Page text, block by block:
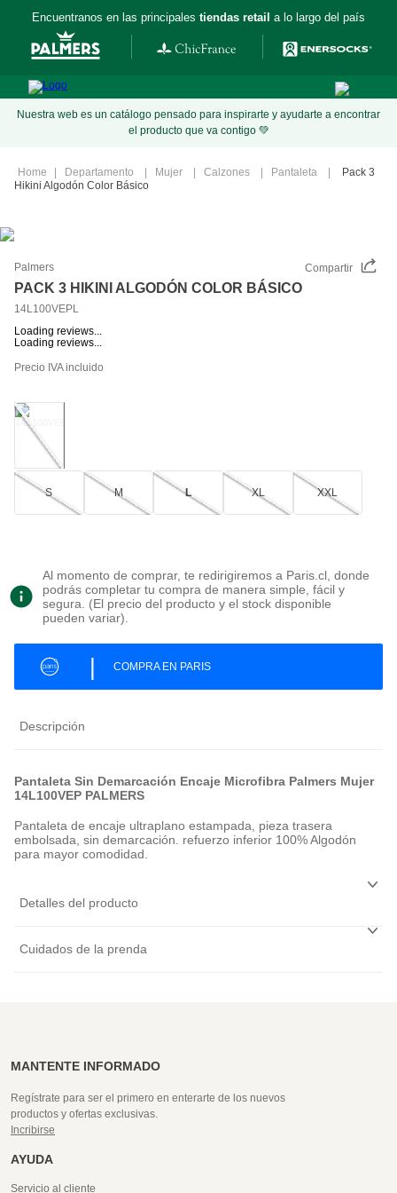
Encuentranos en las principales tiendas retail a lo largo del país
Nuestra web es un catálogo pensado para inspirarte y ayudarte a encontrar
el producto que va contigo 💚
Departamento Mujer Calzones Pantaleta
Pack 3
Hikini Algodón Color Básico
Palmers Compartir
PACK 3 HIKINI ALGODÓN COLOR BÁSICO
14L100VEPL
Loading reviews...
Loading reviews...
Precio IVA incluido
S M L XL XXL
Al momento de comprar, te redirigiremos a Paris.cl, donde
podrás completar tu compra de manera simple, fácil y
segura. (El precio del producto y el stock disponible
pueden variar).
| COMPRA EN PARIS
Descripción
Pantaleta Sin Demarcación Encaje Microfibra Palmers Mujer
14L100VEP PALMERS
Pantaleta de encaje ultraplano estampada, pieza trasera
embolsada, sin demarcación. refuerzo inferior 100% Algodón
para mayor comodidad.
Detalles del producto
Cuidados de la prenda
MANTENTE INFORMADO
Regístrate para ser el primero en enterarte de los nuevos
productos y ofertas exclusivas.
Incribirse
AYUDA
Servicio al cliente